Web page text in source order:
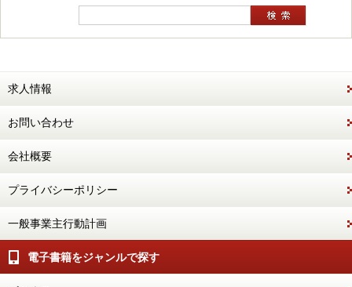
求人情報
お問い合わせ
会社概要
プライバシーポリシー
一般事業主行動計画
電子書籍をジャンルで探す